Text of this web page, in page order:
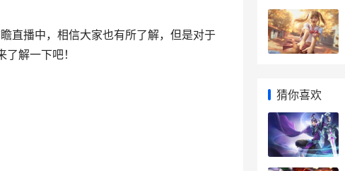
直播中，相信大家也有所了解，但是对于
解一下吧！
猜你喜欢